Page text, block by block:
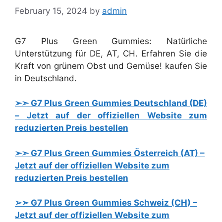
February 15, 2024 by admin
G7 Plus Green Gummies: Natürliche
Unterstützung für DE, AT, CH. Erfahren Sie die
Kraft von grünem Obst und Gemüse! kaufen Sie
in Deutschland.
➢➣ G7 Plus Green Gummies Deutschland (DE)
– Jetzt auf der offiziellen Website zum
reduzierten Preis bestellen
➢➣ G7 Plus Green Gummies Österreich (AT) –
Jetzt auf der offiziellen Website zum
reduzierten Preis bestellen
➢➣ G7 Plus Green Gummies Schweiz (CH) –
Jetzt auf der offiziellen Website zum